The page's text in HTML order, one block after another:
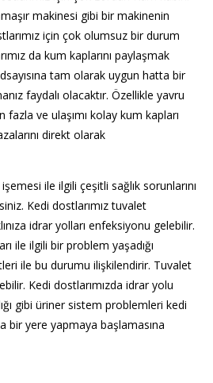
makinesi gibi bir makinenin
için çok olumsuz bir durum
da kum kaplarını paylaşmak
tam olarak uygun hatta bir
faydalı olacaktır. Özellikle yavru
fazla ve ulaşımı kolay kum kapları
direkt olarak
ile ilgili çeşitli sağlık sorunlarını
Kedi dostlarımız tuvalet
idrar yolları enfeksiyonu gelebilir.
ile ilgili bir problem yaşadığı
ile bu durumu ilişkilendirir. Tuvalet
Kedi dostlarımızda idrar yolu
gibi üriner sistem problemleri kedi
bir yere yapmaya başlamasına